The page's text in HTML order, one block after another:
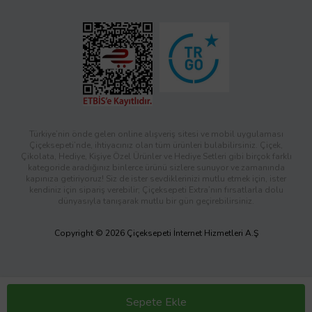
Sepete Ekle
Türkiye’nin önde gelen online alışveriş sitesi ve mobil uygulaması
Çiçeksepeti’nde, ihtiyacınız olan tüm ürünleri bulabilirsiniz. Çiçek,
Çikolata, Hediye, Kişiye Özel Ürünler ve Hediye Setleri gibi birçok farklı
kategoride aradığınız binlerce ürünü sizlere sunuyor ve zamanında
kapınıza getiriyoruz! Siz de ister sevdiklerinizi mutlu etmek için, ister
kendiniz için sipariş verebilir; Çiçeksepeti Extra’nın fırsatlarla dolu
dünyasıyla tanışarak mutlu bir gün geçirebilirsiniz.
Copyright © 2026 Çiçeksepeti İnternet Hizmetleri A.Ş